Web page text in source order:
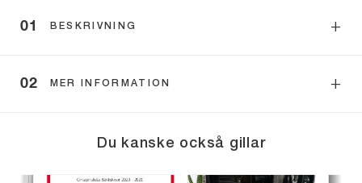
BESKRIVNING
MER INFORMATION
Du kanske också gillar